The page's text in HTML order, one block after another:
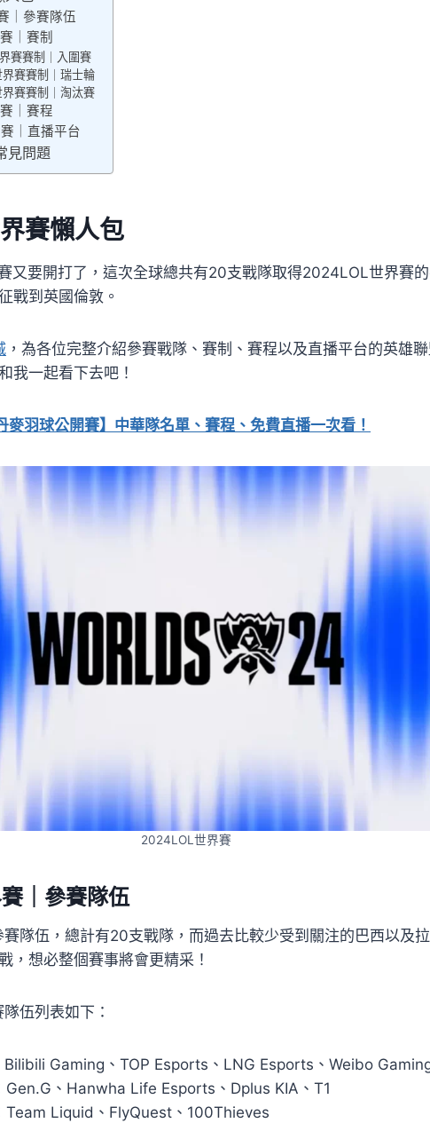
｜參賽隊伍
｜賽制
賽賽制｜入圍賽
賽賽制｜瑞士輪
賽賽制｜淘汰賽
｜賽程
｜直播平台
見問題
賽懶人包
又要開打了，這次全球總共有20支戰隊取得2024LOL世界賽的
戰到英國倫敦。
，為各位完整介紹參賽戰隊、賽制、賽程以及直播平台的英雄
我一起看下去吧！
麥羽球公開賽】中華隊名單、賽程、免費直播一次看！
2024LOL世界賽
｜參賽隊伍
隊伍，總計有20支戰隊，而過去比較少受到關注的巴西以及
，想必整個賽事將會更精采！
伍列表如下：
Bilibili Gaming、TOP Esports、LNG Esports、Weibo
Gen.G、Hanwha Life Esports、Dplus KIA、T1
Team Liquid、FlyQuest、100Thieves